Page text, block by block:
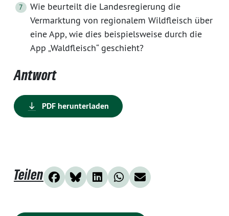
Wie beurteilt die Landesregierung die
Vermarktung von regionalem Wildfleisch über
eine App, wie dies beispielsweise durch die
App „Waldfleisch“ geschieht?
Antwort
PDF herunterladen
Teilen